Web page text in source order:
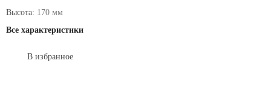
Высота: 170 мм
Все характеристики
В избранное